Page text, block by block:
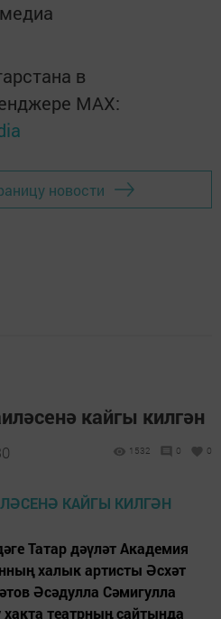
в
MАХ:
новости
кайгы килгән
1532 0 0
Татар дәүләт Академия
халык артисты Әсхәт
Әсәдулла Сәмигулла
театрның сайтында